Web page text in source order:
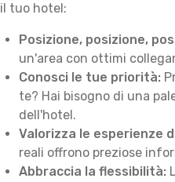
il tuo hotel:
Posizione, posizione,
un'area con ottimi
Conosci le tue priorità:
te? Hai bisogno di una
dell'hotel.
Valorizza le esperienze
reali offrono preziose
Abbraccia la flessibilità: